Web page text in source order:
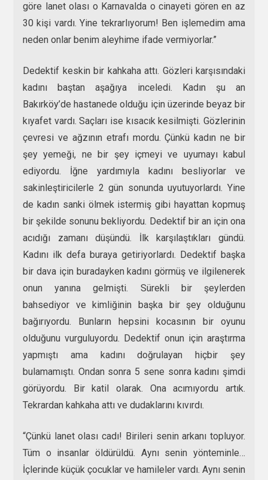
göre lanet olası o Karnavalda o cinayeti gören en az
30 kişi vardı. Yine tekrarlıyorum! Ben işlemedim ama
neden onlar benim aleyhime ifade vermiyorlar.”
Dedektif keskin bir kahkaha attı. Gözleri karşısındaki
kadını baştan aşağıya inceledi. Kadın şu an
Bakırköy’de hastanede olduğu için üzerinde beyaz bir
kıyafet vardı. Saçları ise kısacık kesilmişti. Gözlerinin
çevresi ve ağzının etrafı mordu. Çünkü kadın ne bir
şey yemeği, ne bir şey içmeyi ve uyumayı kabul
ediyordu. İğne yardımıyla kadını besliyorlar ve
sakinleştiricilerle 2 gün sonunda uyutuyorlardı. Yine
de kadın sanki ölmek istermiş gibi hayattan kopmuş
bir şekilde sonunu bekliyordu. Dedektif bir an için ona
acıdığı zamanı düşündü. İlk karşılaştıkları gündü.
Kadını ilk defa buraya getiriyorlardı. Dedektif başka
bir dava için buradayken kadını görmüş ve ilgilenerek
onun yanına gelmişti. Sürekli bir şeylerden
bahsediyor ve kimliğinin başka bir şey olduğunu
bağırıyordu. Bunların hepsini kocasının bir oyunu
olduğunu vurguluyordu. Dedektif onun için araştırma
yapmıştı ama kadını doğrulayan hiçbir şey
bulamamıştı. Ondan sonra 5 sene sonra kadını şimdi
görüyordu. Bir katil olarak. Ona acımıyordu artık.
Tekrardan kahkaha attı ve dudaklarını kıvırdı.
“Çünkü lanet olası cadı! Birileri senin arkanı topluyor.
Tüm o insanlar öldürüldü. Aynı senin yönteminle…
İçlerinde küçük çocuklar ve hamileler vardı. Aynı senin